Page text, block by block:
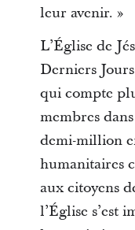
leur avenir. »
L’Église de
Derniers
qui compte
membres
demi-million
humanitaires
aux citoyens
l’Église s’est